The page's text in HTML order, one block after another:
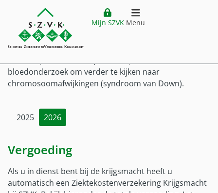
Website header
Ga direct naar hoofdinhoud
Ga direct naar hoofdmenu
Mijn SZVK Menu
Hoofdmenu
Home
Ziektekostenverzekering
Verzekering
Voor wie?
Voor wie
Militair in dienst
Vergoedingen
Vergoedingen
Vergoedingenoverzicht
Zorgkostenfactuur
Declareren
Uitzonderingen
Zorgaanbieders
Buitenland
Plaatsing buiten Nederland
Vestiging buiten Nederland
Tijdelijk verblijf buiten Nederland
Service
Klantenservice
Mijn SZVK
Vergoedingenoverzicht Prenataal onderzoek
Prenataal onderzoek
bloedonderzoek om verder te kijken naar
chromosoomafwijkingen (syndroom van Down).
2025 2026
Vergoeding
Als u in dienst bent bij de krijgsmacht heeft u
automatisch een Ziektekostenverzekering Krijgsmacht